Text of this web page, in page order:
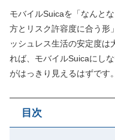
モバイルSuicaを「なんと
方とリスク許容度に合う形
ッシュレス生活の安定度は
れば、モバイルSuicaにし
がはっきり見えるはずです。
目次